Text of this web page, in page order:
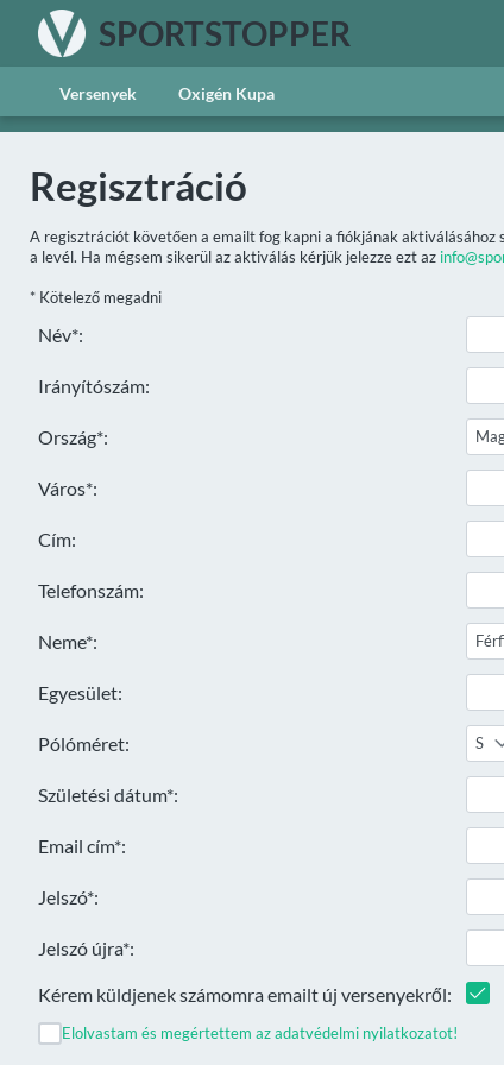
SPORTSTOPPER
Versenyek Oxigén Kupa
Regisztráció
A regisztrációt követően a emailt fog kapni a fiókjának
a levél. Ha mégsem sikerül az aktiválás kérjük jelezze ezt az
* Kötelező megadni
Elolvastam és megértettem az adatvédelmi nyilatkozatot!
Név*:
Irányítószám:
Ország*:
Város*:
Cím:
Telefonszám:
Neme*:
Egyesület:
Pólóméret: S
Születési dátum*:
Email cím*:
Jelszó*:
Jelszó újra*:
Kérem küldjenek számomra emailt új versenyekről: